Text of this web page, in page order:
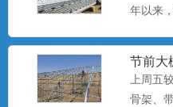
年以来
节前大
上周五
骨架、​
养殖大
节给开